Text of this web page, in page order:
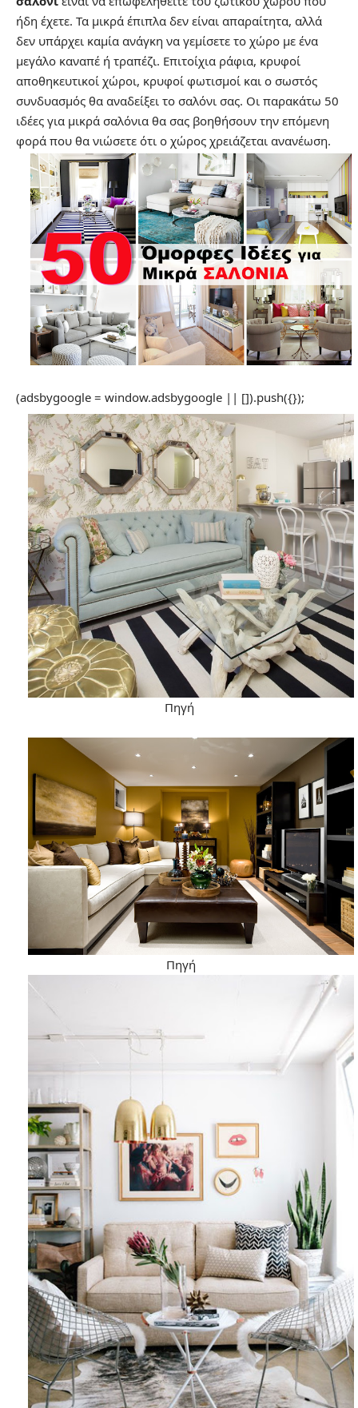
ήδη έχετε. Τα μικρά έπιπλα δεν είναι απαραίτητα, αλλά
δεν υπάρχει καμία ανάγκη να γεμίσετε το χώρο με ένα
μεγάλο καναπέ ή τραπέζι. Επιτοίχια ράφια, κρυφοί
αποθηκευτικοί χώροι, κρυφοί φωτισμοί και ο σωστός
συνδυασμός θα αναδείξει το σαλόνι σας. Οι παρακάτω 50
ιδέες για μικρά σαλόνια θα σας βοηθήσουν την επόμενη
φορά που θα νιώσετε ότι ο χώρος χρειάζεται ανανέωση.
(adsbygoogle = window.adsbygoogle || []).push({});
Πηγή
Πηγή